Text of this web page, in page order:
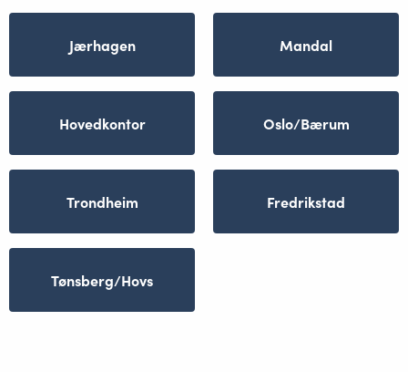
Jærhagen Mandal
Hovedkontor Oslo/Bærum
Trondheim Fredrikstad
Tønsberg/Hovs